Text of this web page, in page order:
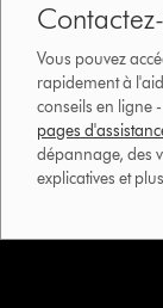
Vous pouvez
rapidement à
conseils en ligne
pages
dépannage, des
explicatives et